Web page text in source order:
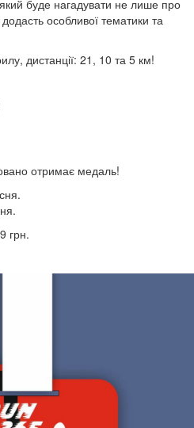
буде нагадувати не лише про
особливої тематики та
дистанції: 21, 10 та 5 км!
отримає медаль!
грн.